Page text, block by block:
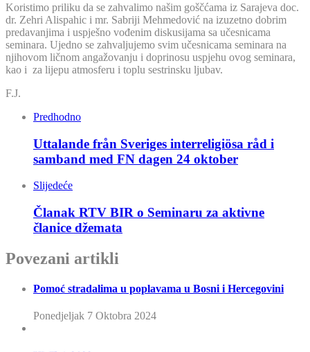
Koristimo priliku da se zahvalimo našim goščćama iz Sarajeva doc.
dr. Zehri Alispahic i mr. Sabriji Mehmedović na izuzetno dobrim
predavanjima i uspješno vođenim diskusijama sa učesnicama
seminara. Ujedno se zahvaljujemo svim učesnicama seminara na
njihovom ličnom angažovanju i doprinosu uspjehu ovog seminara,
kao i za lijepu atmosferu i toplu sestrinsku ljubav.
F.J.
Predhodno
Uttalande från Sveriges interreligiösa råd i
samband med FN dagen 24 oktober
Slijedeće
Članak RTV BIR o Seminaru za aktivne
članice džemata
Povezani artikli
Pomoć stradalima u poplavama u Bosni i Hercegovini
Ponedjeljak 7 Oktobra 2024